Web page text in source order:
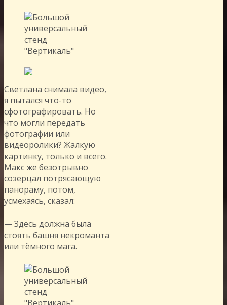
Светлана снимала видео,
я пытался что-то
сфотографировать. Но
что могли передать
фотографии или
видеоролики? Жалкую
картинку, только и всего.
Макс же безотрывно
созерцал потрясающую
панораму, потом,
усмехаясь, сказал:
— Здесь должна была
стоять башня некроманта
или тёмного мага.